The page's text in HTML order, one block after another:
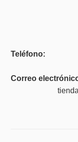
Teléfono:
Correo